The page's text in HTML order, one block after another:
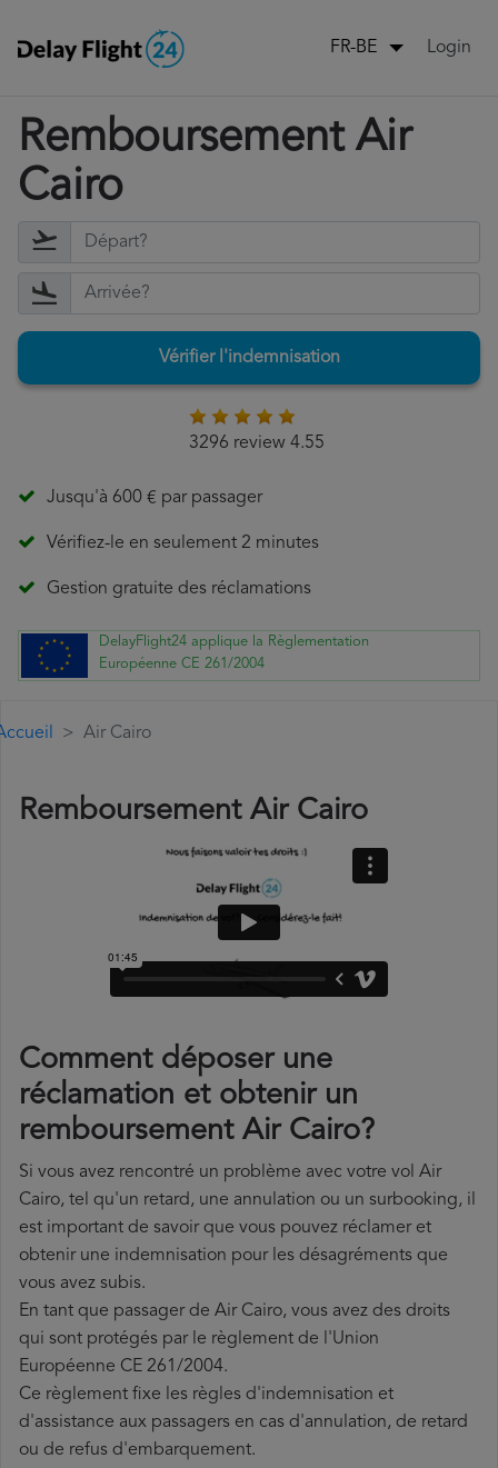
FR-BE Login
Remboursement Air
Cairo
Vérifier l'indemnisation
3296 review 4.55
Jusqu'à 600 € par passager
Vérifiez-le en seulement 2 minutes
Gestion gratuite des réclamations
DelayFlight24 applique la Règlementation
Européenne CE 261/2004
Air Cairo
Remboursement Air Cairo
Comment déposer une
réclamation et obtenir un
remboursement Air Cairo?
Si vous avez rencontré un problème avec votre vol Air
Cairo, tel qu'un retard, une annulation ou un surbooking, il
est important de savoir que vous pouvez réclamer et
obtenir une indemnisation pour les désagréments que
vous avez subis.
En tant que passager de Air Cairo, vous avez des droits
qui sont protégés par le règlement de l'Union
Européenne CE 261/2004.
Ce règlement fixe les règles d'indemnisation et
d'assistance aux passagers en cas d'annulation, de retard
ou de refus d'embarquement.